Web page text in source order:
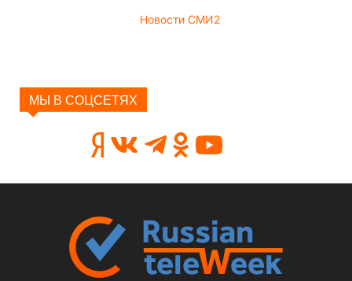
Новости СМИ2
МЫ В СОЦСЕТЯХ